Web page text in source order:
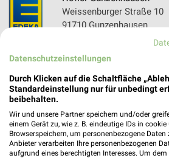
Weissenburger Straße 10
91710 Gunzenhausen
422,63 km • Angebote: 1
Im Tal 1
91623 Sachsen b.Ansbach
Heute geschlossen
Datenschutzeinstellungen
Durch Klicken auf die Schaltfläche
Standardeinstellung nur für unbedingt
beibehalten.
Wir und unsere Partner speichern und/oder
einem Gerät zu, wie z. B. eindeutige IDs in
Browserspeichern, um personenbezogene Daten
Anbieter verarbeiten Ihre personenbezogenen
aufgrund eines berechtigten Interesses. Um